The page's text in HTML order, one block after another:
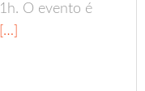
O evento é
[…]